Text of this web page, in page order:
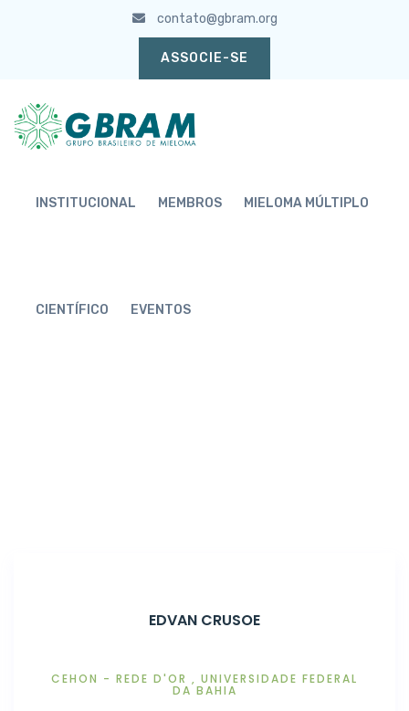
contato@gbram.org
ASSOCIE-SE
INSTITUCIONAL MEMBROS MIELOMA MÚLTIPLO
CIENTÍFICO EVENTOS
EDVAN CRUSOE
CEHON - REDE D'OR , UNIVERSIDADE FEDERAL
DA BAHIA